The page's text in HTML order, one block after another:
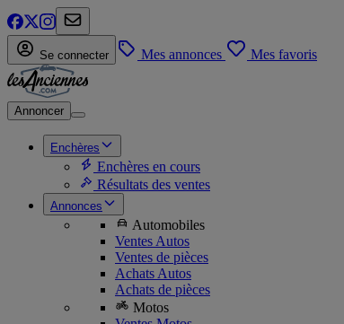
Se connecter Mes annonces Mes favoris
Annoncer
Enchères
Enchères en cours
Résultats des ventes
Annonces
Automobiles
Ventes Autos
Ventes de pièces
Achats Autos
Achats de pièces
Motos